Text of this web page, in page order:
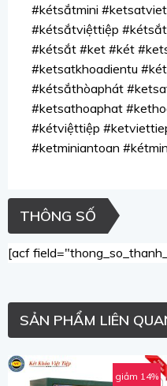
#kétsắtmini
#kétsắtviệttiệp
#kétsắt #ket #két
#ketsatkhoadientu
#kétsắthòaphát
#ketsathoaphat
#kétviệttiệp
#ketminiantoan
THÔNG SỐ
[acf
SẢN PHẨM LIÊN
giảm 14%